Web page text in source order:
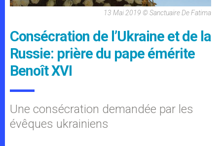
13 Mai 2019 © Sanctuaire De Fatima
Consécration de l’Ukraine et de la
Russie: prière du pape émérite
Benoît XVI
Une consécration demandée par les
évêques ukrainiens